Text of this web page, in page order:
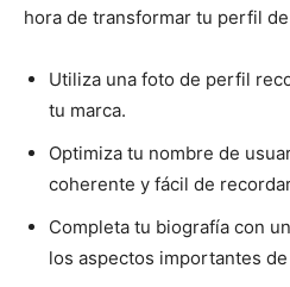
hora de transformar tu perfil
Utiliza una foto de perfil
tu marca.
Optimiza tu nombre de
coherente y fácil de
Completa tu biografía con
los aspectos importantes